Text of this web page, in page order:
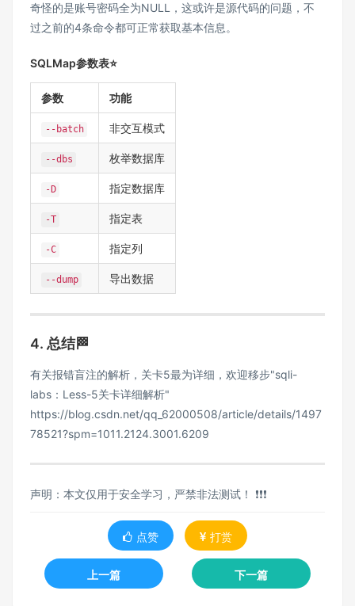
奇怪的是账号密码全为NULL，这或许是源代码的问题，不
过之前的4条命令都可正常获取基本信息。
SQLMap参数表⭐
参数 功能
--batch 非交互模式
--dbs 枚举数据库
-D 指定数据库
-T 指定表
-C 指定列
--dump 导出数据
4. 总结🏁
有关报错盲注的解析，关卡5最为详细，欢迎移步"sqli-
labs：Less-5关卡详细解析"
https://blog.csdn.net/qq_62000508/article/details/1497
78521?spm=1011.2124.3001.6209
声明：本文仅用于安全学习，严禁非法测试！ ❗❗❗
点赞 打赏
上一篇 下一篇